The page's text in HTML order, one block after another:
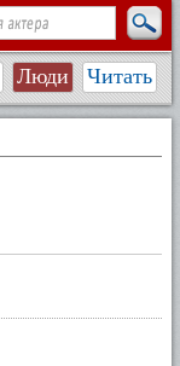
Люди Читать